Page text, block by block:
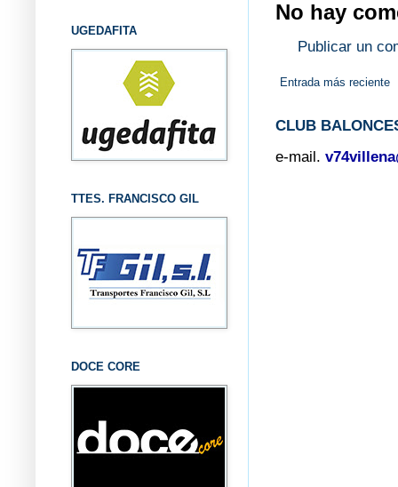
No hay
Publicar un
Entrada más reciente
CLUB
e-mail.
UGEDAFITA
TTES. FRANCISCO GIL
DOCE CORE